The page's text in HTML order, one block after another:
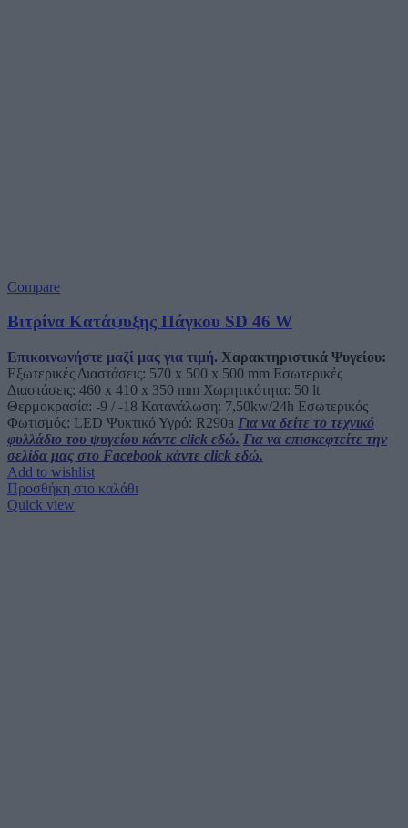
Compare
Βιτρίνα Κατάψυξης Πάγκου SD 46 W
Επικοινωνήστε μαζί μας για τιμή. Χαρακτηριστικά Ψυγείου:
Εξωτερικές Διαστάσεις: 570 x 500 x 500 mm Εσωτερικές
Διαστάσεις: 460 x 410 x 350 mm Χωρητικότητα: 50 lt
Θερμοκρασία: -9 / -18 Κατανάλωση: 7,50kw/24h Εσωτερικός
Φωτισμός: LED Ψυκτικό Υγρό: R290a Για να δείτε το τεχνικό
φυλλάδιο του ψυγείου κάντε click εδώ. Για να επισκεφτείτε την
σελίδα μας στο Facebook κάντε click εδώ.
Add to wishlist
Προσθήκη στο καλάθι
Quick view